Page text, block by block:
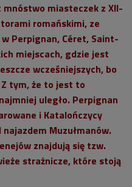
mnóstwo miasteczek z XII-
romańskimi, ze
Perpignan, Céret, Saint-
miejscach, gdzie jest
wcześniejszych, bo
tym, że to jest to
uległo. Perpignan
i Katalończycy
Muzułmanów.
znajdują się tzw.
strażnicze, które stoją